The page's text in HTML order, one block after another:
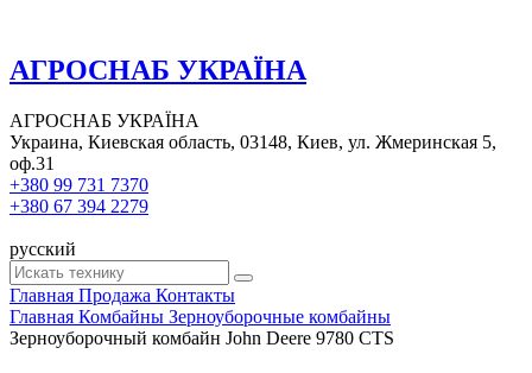
АГРОСНАБ УКРАЇНА
АГРОСНАБ УКРАЇНА
Украина, Киевская область, 03148, Киев, ул. Жмеринская 5,
оф.31
+380 99 731 7370
+380 67 394 2279
русский
Главная Продажа Контакты
Главная Комбайны Зерноуборочные комбайны
Зерноуборочный комбайн John Deere 9780 CTS